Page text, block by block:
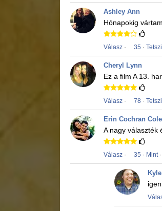
Ashley Ann
Hónapokig
Válasz · 35 ·
Cheryl Lynn
Ez a film A 13.
Válasz · 78 ·
Erin Cochran Cole
A nagy választék
Válasz · 35 · Mint